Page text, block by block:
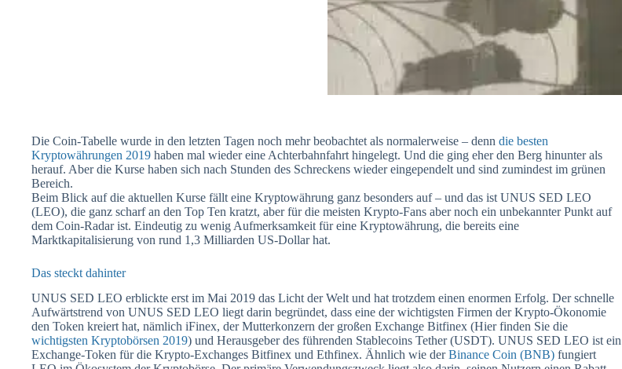
Die Coin-Tabelle wurde in den letzten Tagen noch mehr beobachtet als normalerweise – denn die besten
Kryptowährungen 2019 haben mal wieder eine Achterbahnfahrt hingelegt. Und die ging eher den Berg hinunter als
herauf. Aber die Kurse haben sich nach Stunden des Schreckens wieder eingependelt und sind zumindest im grünen
Bereich.
Beim Blick auf die aktuellen Kurse fällt eine Kryptowährung ganz besonders auf – und das ist UNUS SED LEO
(LEO), die ganz scharf an den Top Ten kratzt, aber für die meisten Krypto-Fans aber noch ein unbekannter Punkt auf
dem Coin-Radar ist. Eindeutig zu wenig Aufmerksamkeit für eine Kryptowährung, die bereits eine
Marktkapitalisierung von rund 1,3 Milliarden US-Dollar hat.
Das steckt dahinter
UNUS SED LEO erblickte erst im Mai 2019 das Licht der Welt und hat trotzdem einen enormen Erfolg. Der schnelle
Aufwärtstrend von UNUS SED LEO liegt darin begründet, dass eine der wichtigsten Firmen der Krypto-Ökonomie
den Token kreiert hat, nämlich iFinex, der Mutterkonzern der großen Exchange Bitfinex (Hier finden Sie die
wichtigsten Kryptobörsen 2019) und Herausgeber des führenden Stablecoins Tether (USDT). UNUS SED LEO ist ein
Exchange-Token für die Krypto-Exchanges Bitfinex und Ethfinex. Ähnlich wie derBinance Coin (BNB) fungiert